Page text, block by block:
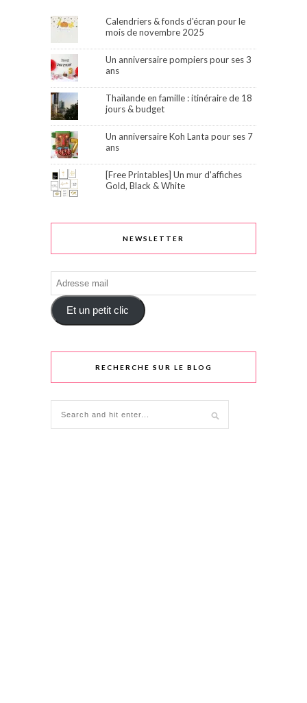
Calendriers & fonds d'écran pour le
mois de novembre 2025
Un anniversaire pompiers pour ses 3
ans
Thaïlande en famille : itinéraire de 18
jours & budget
Un anniversaire Koh Lanta pour ses 7
ans
[Free Printables] Un mur d'affiches
Gold, Black & White
NEWSLETTER
Adresse
mail
Et un petit clic
RECHERCHE SUR LE BLOG